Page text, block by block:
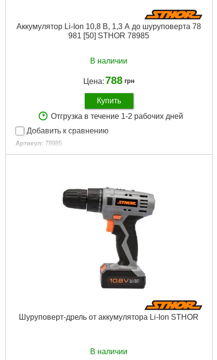
Аккумулятор Li-Ion 10,8 В, 1,3 А до шуруповерта 78
981 [50] STHOR 78985
В наличии
Цена: 788 грн
Купить
Отгрузка в течение 1-2 рабочих дней
Добавить к сравнению
Артикул: 78985
Код товара: 29.36.21
Подробнее...
Шуруповерт-дрель от аккумулятора Li-Ion STHOR
В наличии